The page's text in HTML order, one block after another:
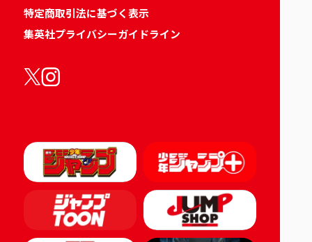
特定商取引法に基づく表示
集英社プライバシーガイドライン